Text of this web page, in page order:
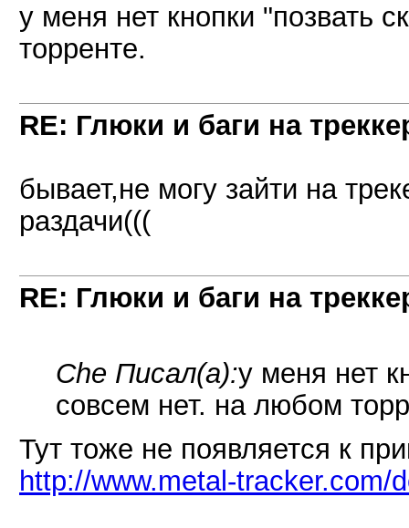
у меня нет кнопки "позвать
торренте.
RE: Глюки и баги на
бывает,не могу зайти на
раздачи(((
RE: Глюки и баги на
Che Писал(а):у меня нет
совсем нет. на любом
Тут тоже не появляется к
http://www.metal-tracker.com/